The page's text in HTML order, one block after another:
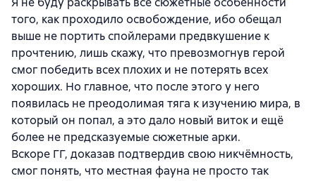
того, как проходило освобождение, ибо обещал
выше не портить спойлерами предвкушение к
прочтению, лишь скажу, что превозмогнув герой
смог победить всех плохих и не потерять всех
хороших. Но главное, что после этого у него
появилась не преодолимая тяга к изучению мира, в
который он попал, а это дало новый виток и ещё
более не предсказуемые сюжетные арки.
Вскоре ГГ, доказав подтвердив свою никчёмность,
смог понять, что местная фауна не просто так